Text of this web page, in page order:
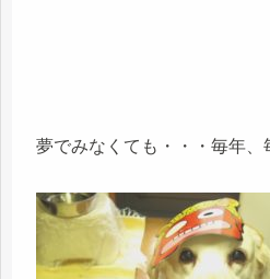
夢でみなくても・・・毎年、